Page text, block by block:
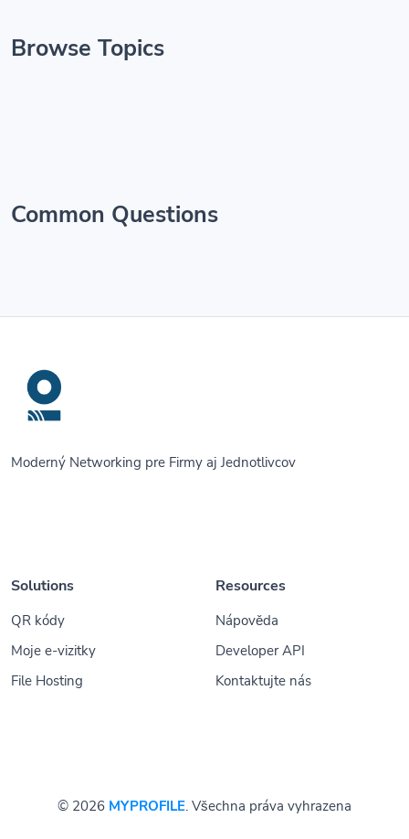
Browse Topics
Common Questions
Moderný Networking pre Firmy aj Jednotlivcov
Solutions
QR kódy
Moje e-vizitky
File Hosting
Resources
Nápověda
Developer API
Kontaktujte nás
© 2026 MYPROFILE. Všechna práva vyhrazena